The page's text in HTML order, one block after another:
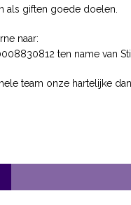
als giften goede doelen.
naar:
ten name van
team onze hartelijke